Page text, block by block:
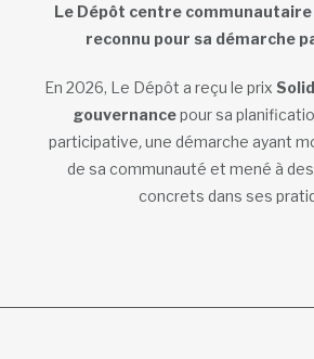
Le Dépôt centre
reconnu pour sa démarche
En 2026, Le Dépôt a reçu le prix
gouvernancepour sa
participative,une démarche ayant
de sa communauté et mené à
concrets dans ses